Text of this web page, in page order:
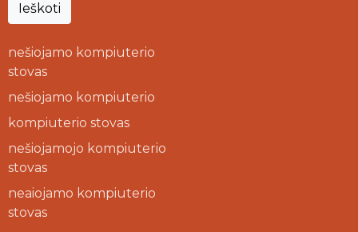
Ieškoti
nešiojamo kompiuterio
stovas
nešiojamo kompiuterio
kompiuterio stovas
nešiojamojo kompiuterio
stovas
neaiojamo kompiuterio
stovas